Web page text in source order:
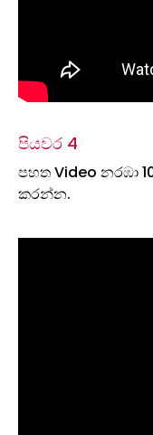
පියවර 4
පහත Video නරඹා
කරන්න.